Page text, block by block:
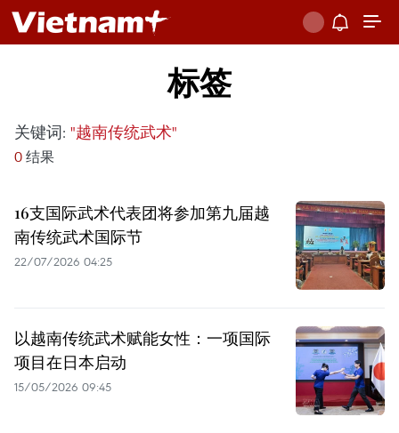
标签
关键词: "越南传统武术"
0 结果
16支国际武术代表团将参加第九届越
南传统武术国际节
22/07/2026 04:25
以越南传统武术赋能女性：一项国际
项目在日本启动
15/05/2026 09:45